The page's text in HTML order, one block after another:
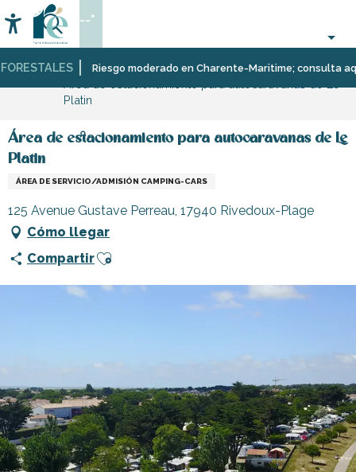
au
contenu
principal
Riesgo moderado en Charente-Maritime; consulta
Accessibilité
Buscar
--°
Página Web EstanciaAlojamientoAutocaravanas
de
y
Platin
Área de estacionamiento para autocaravanas de Le
Platin
ÁREA DE SERVICIO/ADMISIÓN CAMPING-CARS
125 Avenue Gustave Perreau, 17940 Rivedoux-Plage
Cómo llegar
CompartirAjouter aux favoris